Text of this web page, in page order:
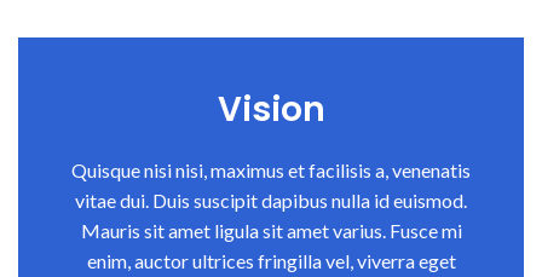
Vision
Quisque nisi nisi, maximus et facilisis a, venenatis
vitae dui. Duis suscipit dapibus nulla id euismod.
Mauris sit amet ligula sit amet varius. Fusce mi
enim, auctor ultrices fringilla vel, viverra eget